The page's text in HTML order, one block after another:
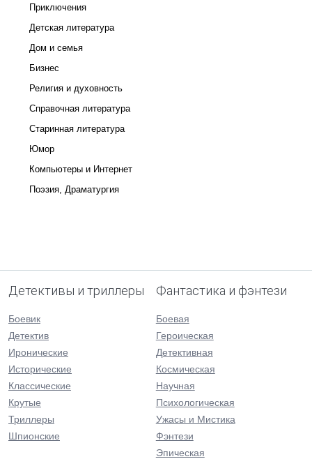
Приключения
Детская литература
Дом и семья
Бизнес
Религия и духовность
Справочная литература
Старинная литература
Юмор
Компьютеры и Интернет
Поэзия, Драматургия
Детективы и триллеры
Боевик
Детектив
Иронические
Исторические
Классические
Крутые
Триллеры
Шпионские
Фантастика и фэнтези
Боевая
Героическая
Детективная
Космическая
Научная
Психологическая
Ужасы и Мистика
Фэнтези
Эпическая